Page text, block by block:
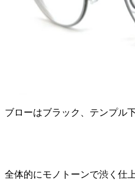
ブローはブラック、テンプル
全体的にモノトーンで渋く仕